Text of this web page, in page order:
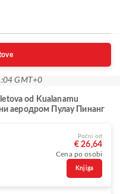
GMT+0
od Kualanamu
аеродром Пулау Пинанг
Počni od
€ 26,64
Cena po osobi
Knjiga